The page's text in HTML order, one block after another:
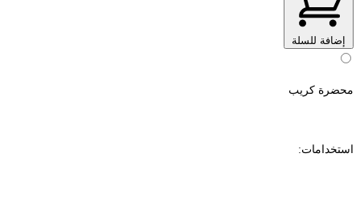
إضافة للسلة
محضرة كريب
استخدامات: